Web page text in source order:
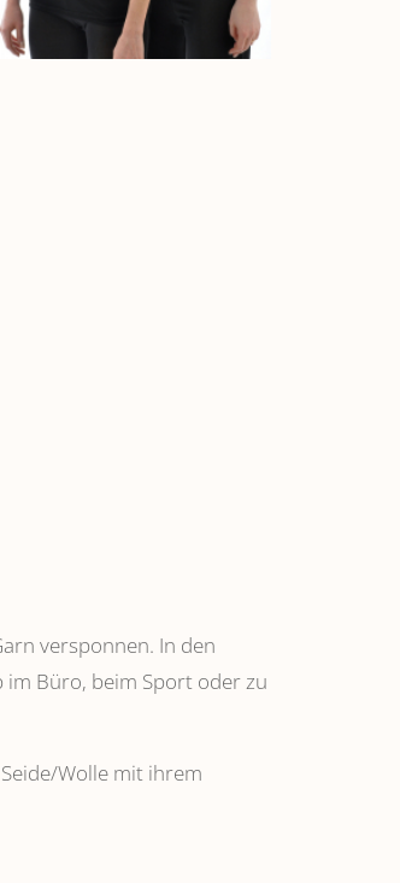
versponnen. In den
im Büro, beim Sport oder zu
Wolle mit ihrem